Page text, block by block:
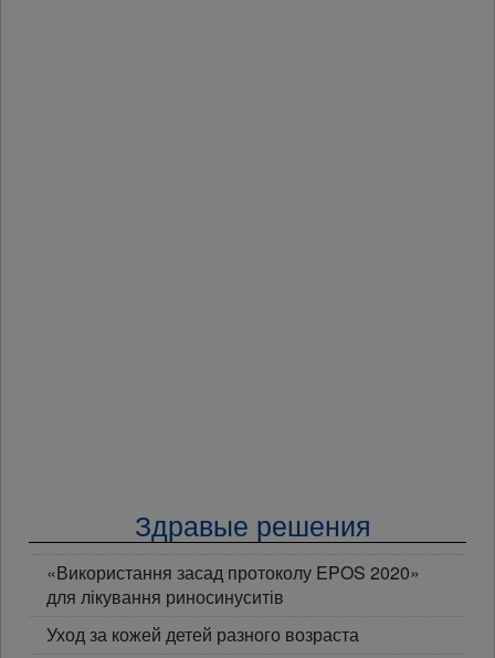
Здравые решения
«Використання засад протоколу EPOS 2020»
для лікування риносинуситів
Уход за кожей детей разного возраста